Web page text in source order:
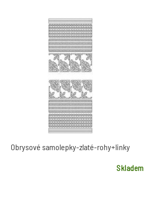
Obrysové samolepky-zlaté-rohy+linky
Skladem